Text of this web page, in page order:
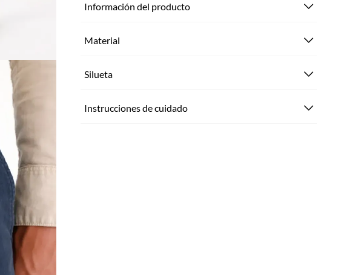
Información del producto
Material
Silueta
Instrucciones de cuidado